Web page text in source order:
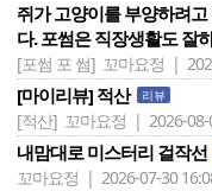
쥐가 고양이를 부양하려
다. 포썸은 직장생활도 잘
[포썸 포 썸] 꼬마요정 |
[마이리뷰] 적산 리뷰
[적산] 꼬마요정 | 2026-08-
내맘대로 미스터리 걸작선
꼬마요정 | 2026-07-30